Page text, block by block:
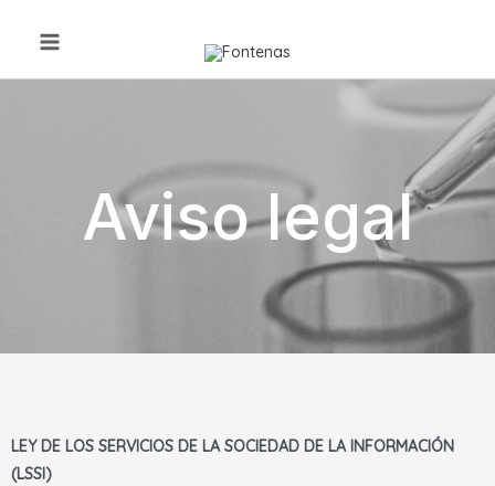
Aviso legal
LEY DE LOS SERVICIOS DE LA SOCIEDAD DE LA INFORMACIÓN
(LSSI)